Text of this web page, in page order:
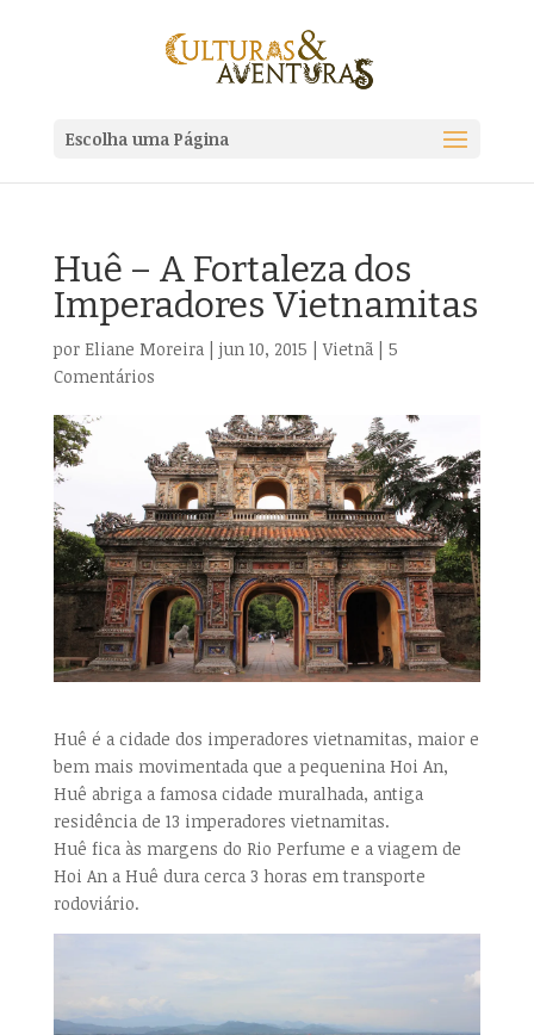
Escolha uma Página
Huê – A Fortaleza dos
Imperadores Vietnamitas
por Eliane Moreira| jun 10, 2015 |Vietnã| 5
Comentários
Huê é a cidade dos imperadores vietnamitas, maior e
bem mais movimentada que a pequenina Hoi An,
Huê abriga a famosa cidade muralhada, antiga
residência de 13 imperadores vietnamitas.
Huê fica às margens do Rio Perfume e a viagem de
Hoi An a Huê dura cerca 3 horas em transporte
rodoviário.